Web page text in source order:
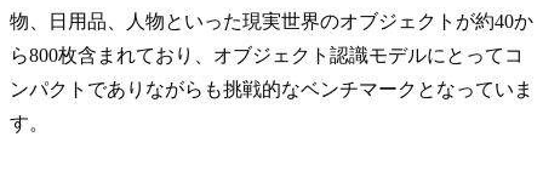
物、日用品、人物といった現実世界のオブジェクトが約40か
ら800枚含まれており、オブジェクト認識モデルにとってコ
ンパクトでありながらも挑戦的なベンチマークとなっていま
す。